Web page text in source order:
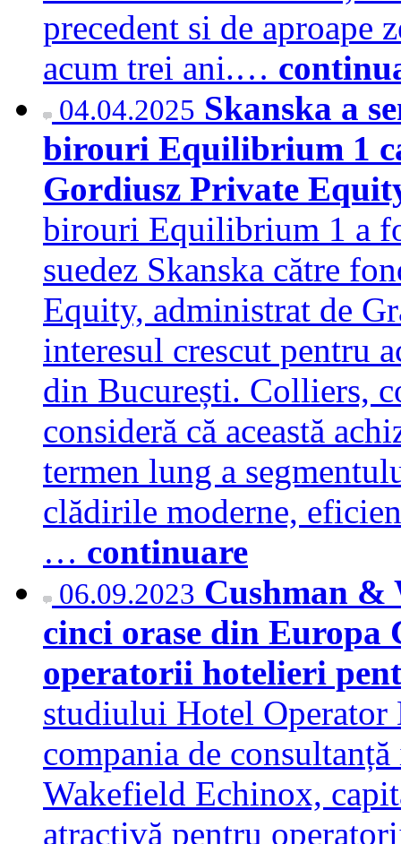
precedent si de aproape
acum trei ani.…
04.04.2025 Skanska a
birouri Equilibrium 1
Gordiusz Private
birouri Equilibrium 1 a
suedez Skanska către
Equity, administrat de
interesul crescut pentru
din București. Colliers,
consideră că această
termen lung a
clădirile moderne,
… continuare
06.09.2023 Cushman &
cinci orase din Europa
operatorii hotelieri
studiului Hotel Operator
compania de
Wakefield Echinox,
atractivă pentru